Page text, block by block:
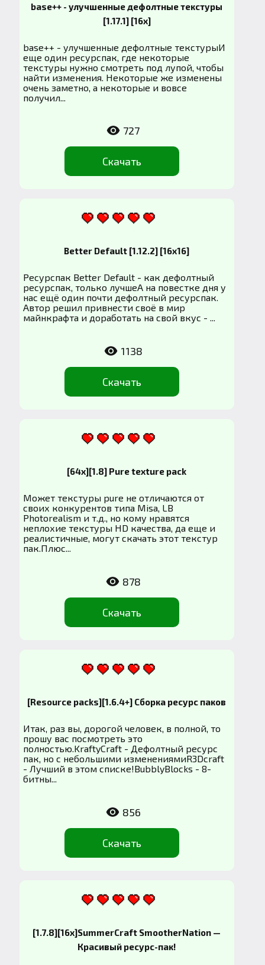
base++ - улучшенные дефолтные текстуры
[1.17.1] [16x]
base++ - улучшенные дефолтные текстурыИ
еще один ресурспак, где некоторые
текстуры нужно смотреть под лупой, чтобы
найти изменения. Некоторые же изменены
очень заметно, а некоторые и вовсе
получил...
Скачать
727
Better Default [1.12.2] [16x16]
Ресурспак Better Default - как дефолтный
ресурспак, только лучшеА на повестке дня у
нас ещё один почти дефолтный ресурспак.
Автор решил привнести своё в мир
майнкрафта и доработать на свой вкус - ...
Скачать
1138
[64x][1.8] Pure texture pack
Может текстуры pure не отличаются от
своих конкурентов типа Misa, LB
Photorealism и т.д., но кому нравятся
неплохие текстуры HD качества, да еще и
реалистичные, могут скачать этот текстур
пак.Плюс...
Скачать
878
[Resource packs][1.6.4+] Сборка ресурс паков
Итак, раз вы, дорогой человек, в полной, то
прошу вас посмотреть это
полностью.KraftyCraft - Дефолтный ресурс
пак, но с небольшими изменениямиR3Dcraft
- Лучший в этом списке!BubblyBlocks - 8-
битны...
Скачать
856
[1.7.8][16x]SummerCraft SmootherNation —
Красивый ресурс-пак!